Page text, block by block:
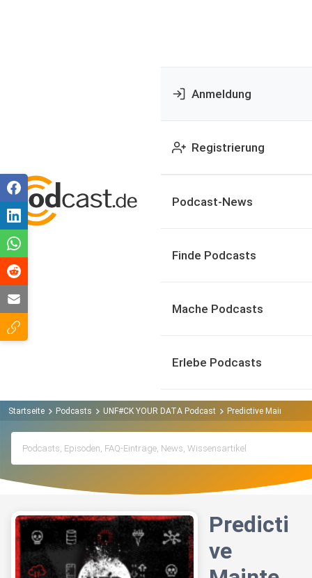
Anmeldung
Registrierung
Podcast-News
Finde Podcasts
Mache Podcasts
Erlebe Podcasts
Startseite Podcasts UNF#CK YOUR DATA Podcast Predictive
Predicti
ve